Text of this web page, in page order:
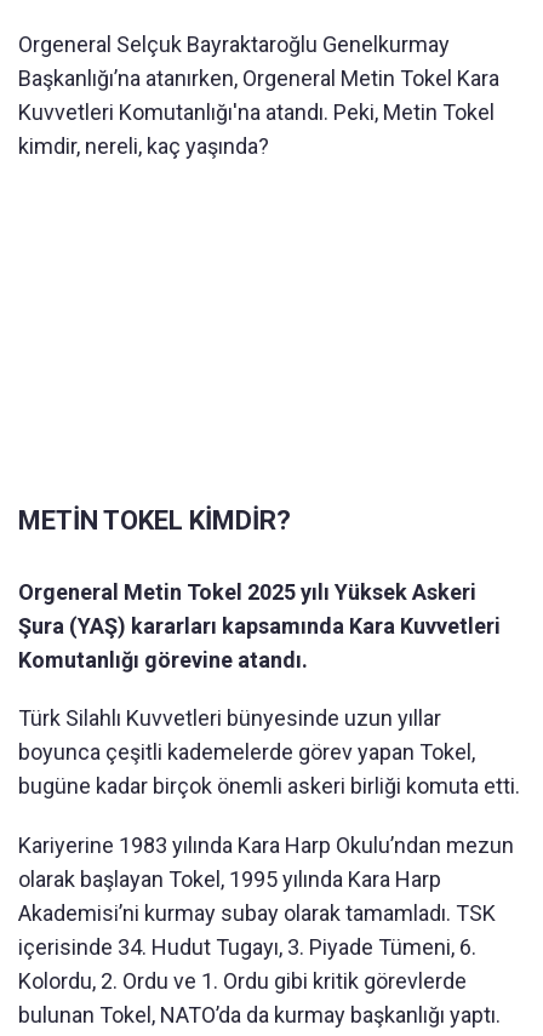
Orgeneral Selçuk Bayraktaroğlu Genelkurmay
Başkanlığı’na atanırken, Orgeneral Metin Tokel Kara
Kuvvetleri Komutanlığı'na atandı. Peki, Metin Tokel
kimdir, nereli, kaç yaşında?
METİN TOKEL KİMDİR?
Orgeneral Metin Tokel 2025 yılı Yüksek Askeri
Şura (YAŞ) kararları kapsamında Kara Kuvvetleri
Komutanlığı görevine atandı.
Türk Silahlı Kuvvetleri bünyesinde uzun yıllar
boyunca çeşitli kademelerde görev yapan Tokel,
bugüne kadar birçok önemli askeri birliği komuta etti.
Kariyerine 1983 yılında Kara Harp Okulu’ndan mezun
olarak başlayan Tokel, 1995 yılında Kara Harp
Akademisi’ni kurmay subay olarak tamamladı. TSK
içerisinde 34. Hudut Tugayı, 3. Piyade Tümeni, 6.
Kolordu, 2. Ordu ve 1. Ordu gibi kritik görevlerde
bulunan Tokel, NATO’da da kurmay başkanlığı yaptı.